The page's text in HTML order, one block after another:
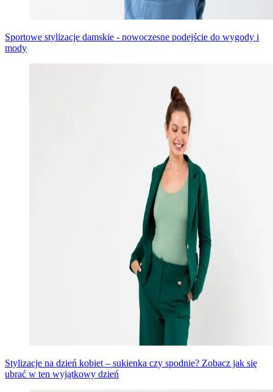
Sportowe stylizacje damskie - nowoczesne podejście do wygody i
mody
Stylizacje na dzień kobiet – sukienka czy spodnie? Zobacz jak się
ubrać w ten wyjątkowy dzień